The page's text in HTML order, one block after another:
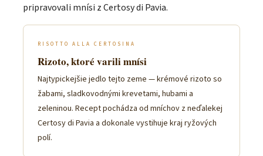
pripravovali mnísi z Certosy di Pavia.
RISOTTO ALLA CERTOSINA
Rizoto, ktoré varili mnísi
Najtypickejšie jedlo tejto zeme — krémové rizoto so
žabami, sladkovodnými krevetami, hubami a
zeleninou. Recept pochádza od mníchov z neďalekej
Certosy di Pavia a dokonale vystihuje kraj ryžových
polí.